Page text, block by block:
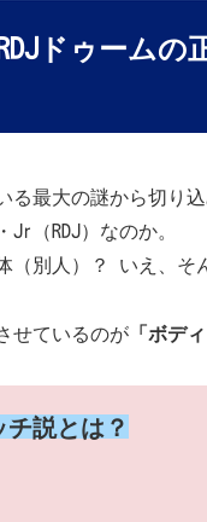
ドゥーム
る最大の謎から切り込
（RDJ）なのか。
（別人）？ いえ、そ
せているのが 「ボデ
チ説とは？